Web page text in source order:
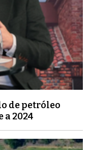
de petróleo
a 2024